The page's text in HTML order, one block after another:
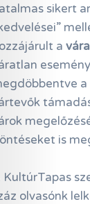
sikert
a
a
is
KultúrTapas
olvasónk